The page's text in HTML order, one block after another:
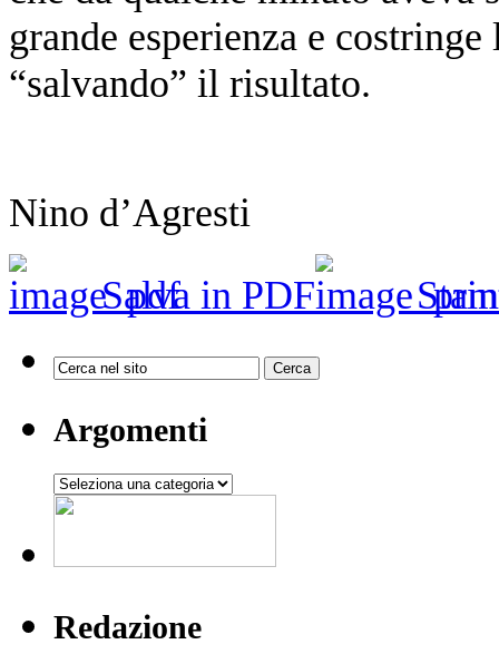
grande esperienza e
“salvando” il risultato.
Nino d’Agresti
Salva in PDF
Argomenti
Argomenti
Redazione